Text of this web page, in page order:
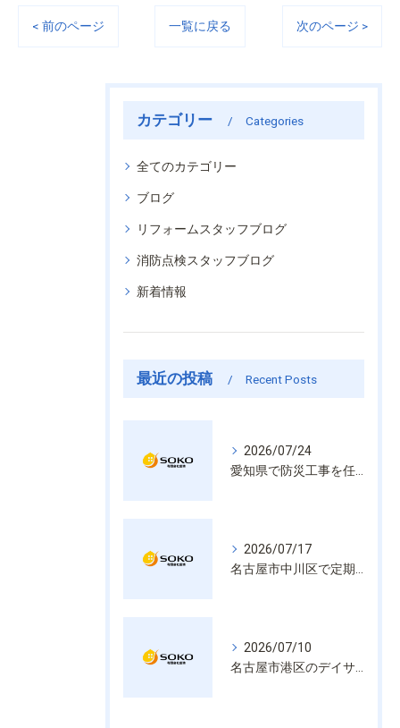
< 前のページ 一覧に戻る 次のページ >
カテゴリー Categories
全てのカテゴリー
ブログ
リフォームスタッフブログ
消防点検スタッフブログ
新着情報
最近の投稿 Recent Posts
2026/07/24
愛知県で防災工事を任せるなら経験と技術で安心を提供する老舗業者
2026/07/17
名古屋市中川区で定期的な消防設備点検や整備はいざという時の命を守る安心管理
2026/07/10
名古屋市港区のデイサービス消防設備点検は消火器具や誘導灯も丁寧に作業を進めます